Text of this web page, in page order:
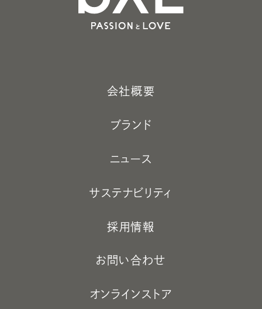
会社概要
ブランド
ニュース
サステナビリティ
採用情報
お問い合わせ
オンラインストア